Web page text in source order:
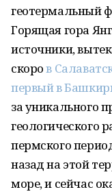
геотермальный
Горящая гора
источники,
скоров
первый в
за уникального
геологического
пермского
назад на этой
море, и сейчас